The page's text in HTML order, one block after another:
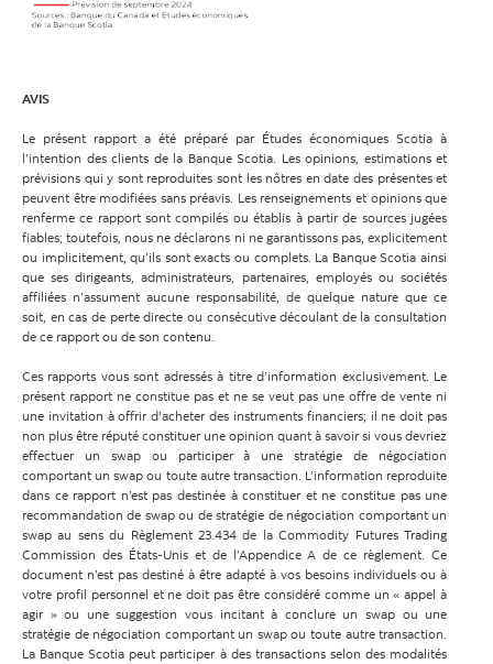
AVIS
Le présent rapport a été préparé par Études économiques Scotia à
l’intention des clients de la Banque Scotia. Les opinions, estimations et
prévisions qui y sont reproduites sont les nôtres en date des présentes et
peuvent être modifiées sans préavis. Les renseignements et opinions que
renferme ce rapport sont compilés ou établis à partir de sources jugées
fiables; toutefois, nous ne déclarons ni ne garantissons pas, explicitement
ou implicitement, qu’ils sont exacts ou complets. La Banque Scotia ainsi
que ses dirigeants, administrateurs, partenaires, employés ou sociétés
affiliées n’assument aucune responsabilité, de quelque nature que ce
soit, en cas de perte directe ou consécutive découlant de la consultation
de ce rapport ou de son contenu.
Ces rapports vous sont adressés à titre d’information exclusivement. Le
présent rapport ne constitue pas et ne se veut pas une offre de vente ni
une invitation à offrir d’acheter des instruments financiers; il ne doit pas
non plus être réputé constituer une opinion quant à savoir si vous devriez
effectuer un swap ou participer à une stratégie de négociation
comportant un swap ou toute autre transaction. L’information reproduite
dans ce rapport n’est pas destinée à constituer et ne constitue pas une
recommandation de swap ou de stratégie de négociation comportant un
swap au sens du Règlement 23.434 de la Commodity Futures Trading
Commission des États-Unis et de l’Appendice A de ce règlement. Ce
document n’est pas destiné à être adapté à vos besoins individuels ou à
votre profil personnel et ne doit pas être considéré comme un « appel à
agir » ou une suggestion vous incitant à conclure un swap ou une
stratégie de négociation comportant un swap ou toute autre transaction.
La Banque Scotia peut participer à des transactions selon des modalités